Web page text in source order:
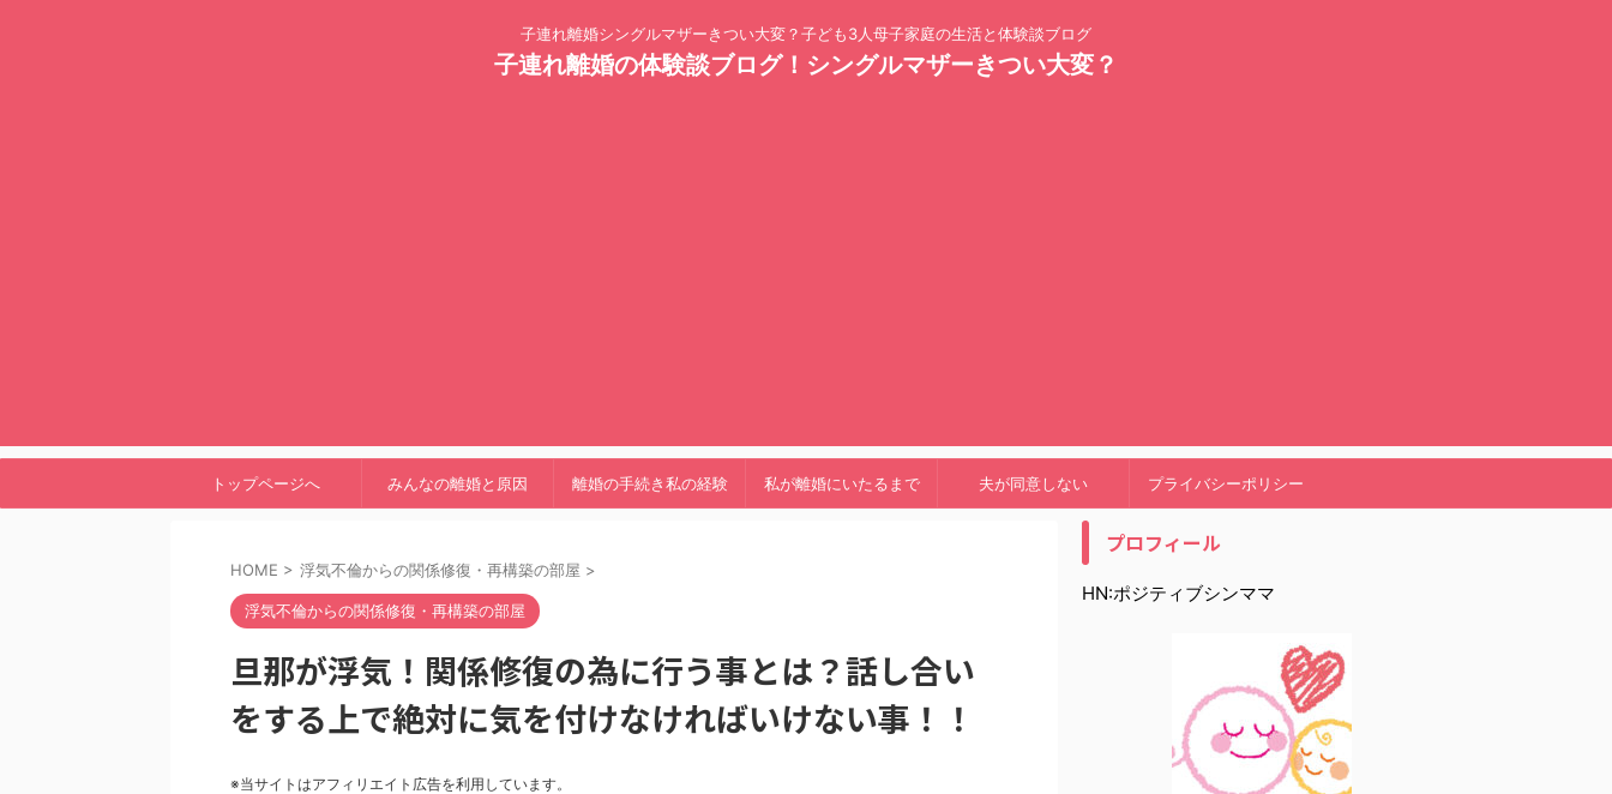
子連れ離婚シングルマザーきつい大変？子ども3人母子家庭の生活と体験談ブログ
子連れ離婚の体験談ブログ！シングルマザーきつい大変？
トップページへ みんなの離婚と原因 離婚の手続き私の経験 私が離婚にいたるまで 夫が同意しない プライバシーポリシー
HOME > 浮気不倫からの関係修復・再構築の部屋 >
浮気不倫からの関係修復・再構築の部屋
旦那が浮気！関係修復の為に行う事とは？話し合い
をする上で絶対に気を付けなければいけない事！！
※当サイトはアフィリエイト広告を利用しています。
プロフィール
HN:ポジティブシンママ